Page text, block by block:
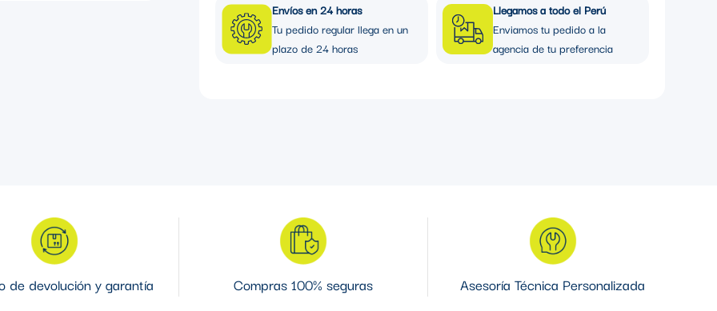
permitiendo ajustar el
Envíos en 24 horas
Tu pedido regular llega en un
plazo de 24 horas
Llegamos a todo el Perú
Enviamos tu pedido a la
agencia de tu preferencia
de devolución y garantía Compras 100% seguras Asesoría Técnica Personalizada